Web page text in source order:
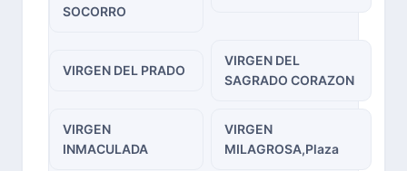
SOCORRO
VIRGEN DEL PRADO
VIRGEN DEL
SAGRADO CORAZON
VIRGEN
INMACULADA
VIRGEN
MILAGROSA,Plaza